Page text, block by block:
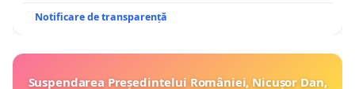
Notificare de transparență
Suspendarea Președintelui României, Nicușor Dan,